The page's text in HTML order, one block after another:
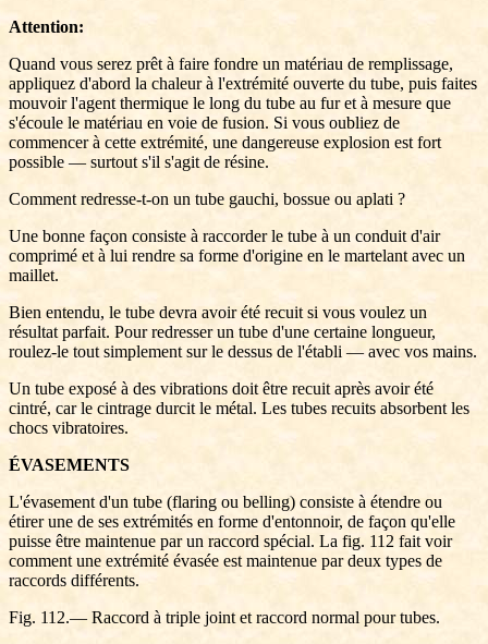
Attention:
Quand vous serez prêt à faire fondre un matériau de remplissage,
appliquez d'abord la chaleur à l'extrémité ouverte du tube, puis faites
mouvoir l'agent thermique le long du tube au fur et à mesure que
s'écoule le matériau en voie de fusion. Si vous oubliez de
commencer à cette extrémité, une dangereuse explosion est fort
possible — surtout s'il s'agit de résine.
Comment redresse-t-on un tube gauchi, bossue ou aplati ?
Une bonne façon consiste à raccorder le tube à un conduit d'air
comprimé et à lui rendre sa forme d'origine en le martelant avec un
maillet.
Bien entendu, le tube devra avoir été recuit si vous voulez un
résultat parfait. Pour redresser un tube d'une certaine longueur,
roulez-le tout simplement sur le dessus de l'établi — avec vos mains.
Un tube exposé à des vibrations doit être recuit après avoir été
cintré, car le cintrage durcit le métal. Les tubes recuits absorbent les
chocs vibratoires.
ÉVASEMENTS
L'évasement d'un tube (flaring ou belling) consiste à étendre ou
étirer une de ses extrémités en forme d'entonnoir, de façon qu'elle
puisse être maintenue par un raccord spécial. La fig. 112 fait voir
comment une extrémité évasée est maintenue par deux types de
raccords différents.
Fig. 112.— Raccord à triple joint et raccord normal pour tubes.